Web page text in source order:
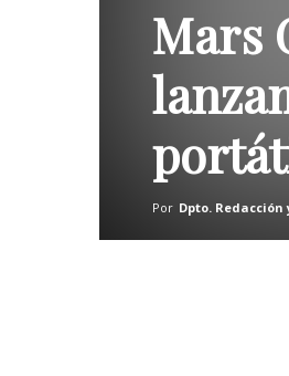
Mars
Por Dpto. Redacción